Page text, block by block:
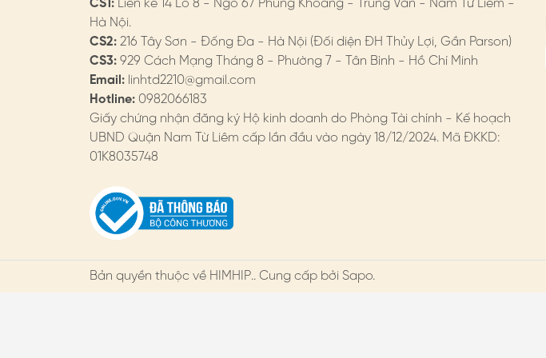
CS1: Liền kề 14 Lô 8 - Ngõ 67 Phùng Khoang - Trung Văn - Nam Từ Liêm -
Hà Nội.
CS2: 216 Tây Sơn - Đống Đa - Hà Nội (Đối diện ĐH Thủy Lợi, Gần Parson)
CS3: 929 Cách Mạng Tháng 8 - Phường 7 - Tân Bình - Hồ Chí Minh
Email: linhtd2210@gmail.com
Hotline: 0982066183
Giấy chứng nhận đăng ký Hộ kinh doanh do Phòng Tài chính - Kế hoạch
UBND Quận Nam Từ Liêm cấp lần đầu vào ngày 18/12/2024. Mã ĐKKD:
01K8035748
Bản quyền thuộc về HIMHIP.. Cung cấp bởi Sapo.